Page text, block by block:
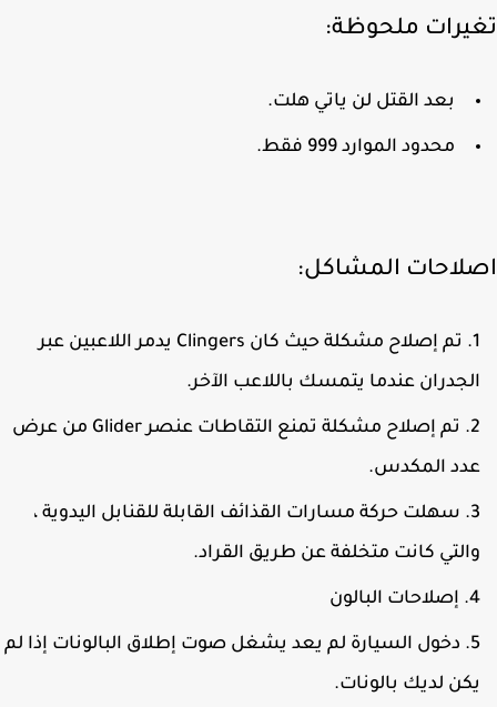
ملحوظة:
بعد القتل لن ياتي هلت.
محدود الموارد 999 فقط.
المشاكل:
تم إصلاح مشكلة حيث كان Clingers يدمر اللاعبين عبر
عندما يتمسك باللاعب الآخر.
تم إصلاح مشكلة تمنع التقاطات عنصر Glider من عرض
المكدس.
سهلت حركة مسارات القذائف القابلة للقنابل اليدوية ،
كانت متخلفة عن طريق القراد.
إصلاحات البالون
دخول السيارة لم يعد يشغل صوت إطلاق البالونات إذا لم
لديك بالونات.